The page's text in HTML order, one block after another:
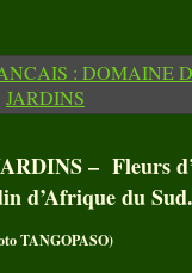
– Fleurs
d’Afrique du
TANGOPASO)